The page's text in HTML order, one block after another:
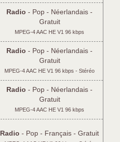
Radio - Pop - Néerlandais -
Gratuit
MPEG-4 AAC HE V1 96 kbps
Radio - Pop - Néerlandais -
Gratuit
MPEG-4 AAC HE V1 96 kbps - Stéréo
Radio - Pop - Néerlandais -
Gratuit
MPEG-4 AAC HE V1 96 kbps
Radio - Pop - Français - Gratuit